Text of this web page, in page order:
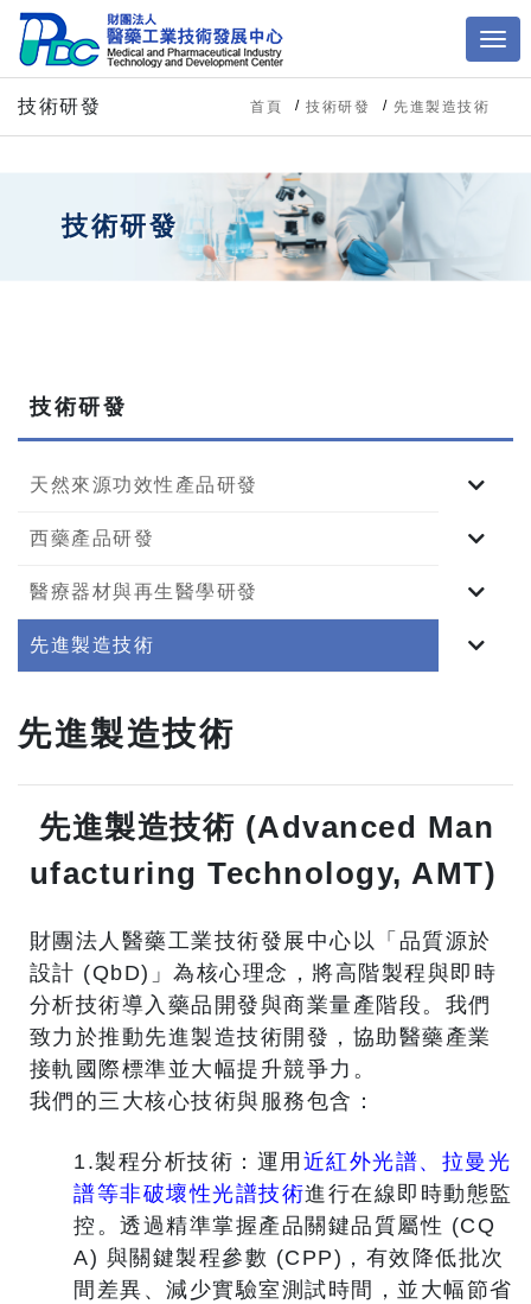
技術研發 首頁 技術研發 先進製造技術
技術研發
技術研發
天然來源功效性產品研發
西藥產品研發
醫療器材與再生醫學研發
先進製造技術
先進製造技術
先進製造技術 (Advanced Man
ufacturing Technology, AMT)
財團法人醫藥工業技術發展中心以「品質源於
設計 (QbD)」為核心理念，將高階製程與即時
分析技術導入藥品開發與商業量產階段。我們
致力於推動先進製造技術開發，協助醫藥產業
接軌國際標準並大幅提升競爭力。
我們的三大核心技術與服務包含：
1.製程分析技術：運用 近紅外光譜、拉曼光
譜等非破壞性光譜技術進行在線即時動態監
控。透過精準掌握產品關鍵品質屬性 (CQ
A) 與關鍵製程參數 (CPP)，有效降低批次
間差異、減少實驗室測試時間，並大幅節省